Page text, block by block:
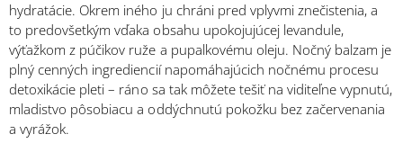
hydratácie. Okrem iného ju chráni pred vplyvmi znečistenia, a
to predovšetkým vďaka obsahu upokojujúcej levandule,
výťažkom z púčikov ruže a pupalkovému oleju. Nočný balzam je
plný cenných ingrediencií napomáhajúcich nočnému procesu
detoxikácie pleti – ráno sa tak môžete tešiť na viditeľne vypnutú,
mladistvo pôsobiacu a oddýchnutú pokožku bez začervenania
a vyrážok.